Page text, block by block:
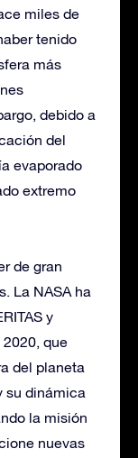
miles de
tenido
más
debido a
del
evaporado
extremo
de gran
La NASA ha
y
2020, que
del planeta
su dinámica
la misión
nuevas